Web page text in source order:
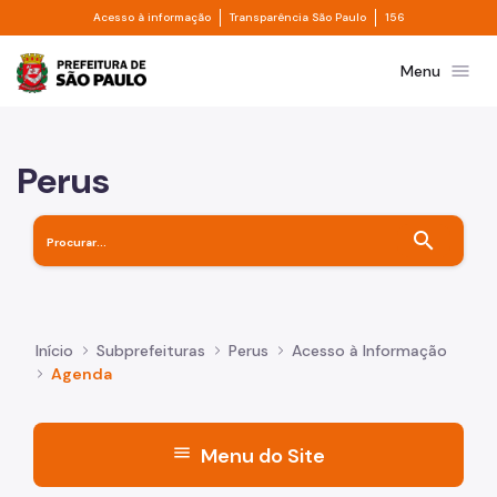
Pular para o Conteúdo principal
Acesso à informação Divisor de acesso à informação
Transparência São Paulo Divisor de
156
Prefeitura de São PauloMenu menu
Perus
search
Início Subprefeituras Perus
Acesso à Informação
Agenda
menu Menu do Site